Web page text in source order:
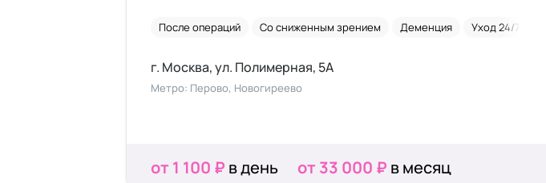
После операций Со сниженным зрением Деменция Уход 24/7
г. Москва, ул. Полимерная, 5А
Метро: Перово, Новогиреево
от 1 100 ₽ в день от 33 000 ₽ в месяц